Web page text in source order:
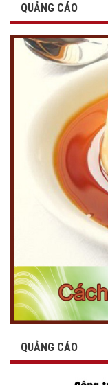
QUẢNG CÁO
QUẢNG CÁO